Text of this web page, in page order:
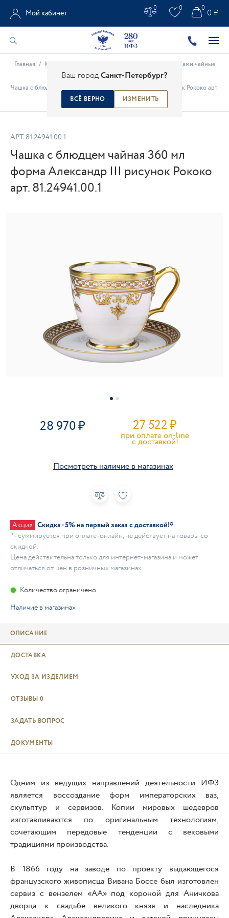
Ваш городСанкт-Петербург?
ВСЁ ВЕРНО ИЗМЕНИТЬ
Мой кабинет
0 0 0 ₽
0
Главная / Каталог
Чашки с блюдцами чайные
/
Чашка с блюдцем чайная 360 мл форма Александр III рисунок Рококо арт.
81.24941.00.1
АРТ. 81.24941.00.1
Чашка с блюдцем чайная 360 мл
форма Александр III рисунок Рококо
арт. 81.24941.00.1
28 970 27 522₽
при оплате on-line
c доставкой!
Посмотреть наличие в магазинах
Акция Скидка - 5% на первый заказ с доставкой!*
* - суммируется при оплате-онлайн, не действует на товары со
скидкой.
Цена действительна только для интернет-магазина и может
отличаться от цен в розничных магазинах
Количество ограничено
Наличие в магазинах
ОПИСАНИЕ
ДОСТАВКА
УХОД ЗА ИЗДЕЛИЕМ
ОТЗЫВЫ 0
ЗАДАТЬ ВОПРОС
ДОКУМЕНТЫ
Одним из ведущих направлений деятельности ИФЗ
является воссоздание форм императорских ваз,
скульптур и сервизов. Копии мировых шедевров
изготавливаются по оригинальным технологиям,
сочетающим передовые тенденции с вековыми
традициями производства.
В 1866 году на заводе по проекту выдающегося
французского живописца Вивана Боссе был изготовлен
сервиз с вензелем «АА» под короной для Аничкова
дворца к свадьбе великого князя и наследника